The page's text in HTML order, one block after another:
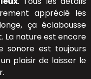
apprécié les
ça éclabousse
La nature est encore
sonore est toujours
plaisir de laisser le